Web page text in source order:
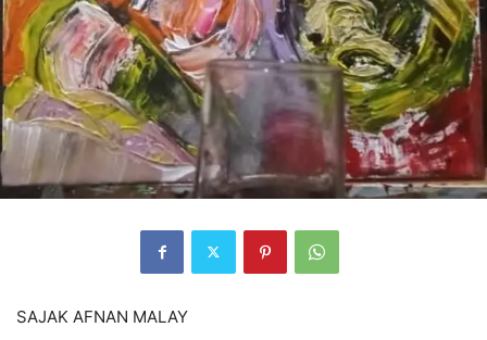
SAJAK AFNAN MALAY